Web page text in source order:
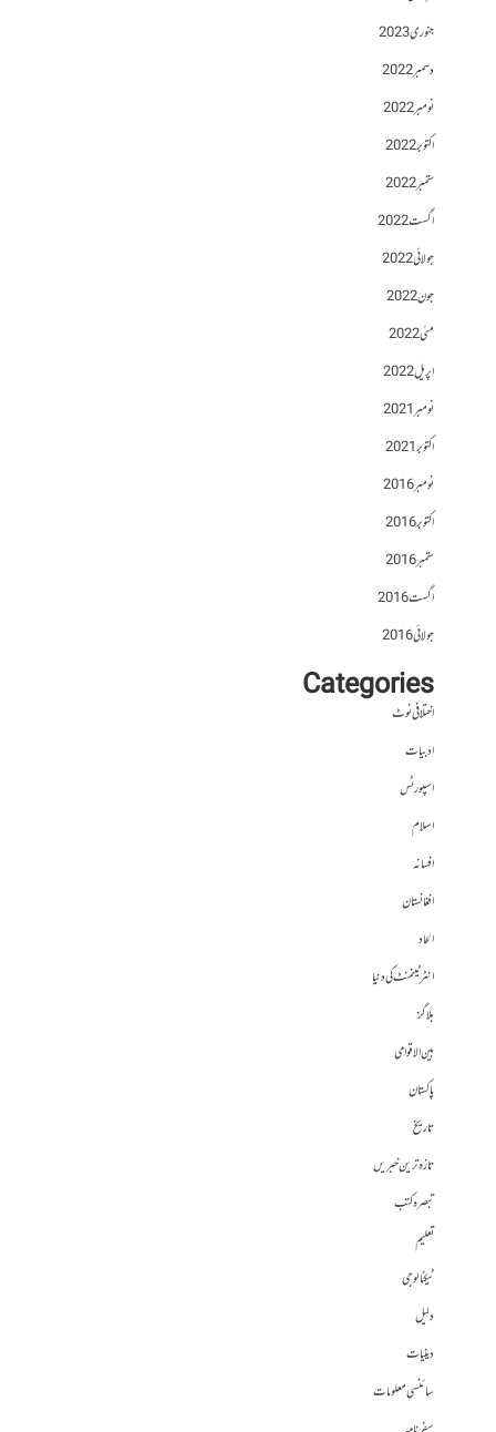
جنوری 2023
دسمبر 2022
نومبر 2022
اکتوبر 2022
ستمبر 2022
اگست 2022
جولائی 2022
جون 2022
مئی 2022
اپریل 2022
نومبر 2021
اکتوبر 2021
نومبر 2016
اکتوبر 2016
ستمبر 2016
اگست 2016
جولائی 2016
Categories
اختلافی نوٹ
ادبیات
اسپورٹس
اسلام
افسانہ
افغانستان
الحاد
انٹرٹینمنٹ کی دنیا
بلاگز
بین الاقوامی
پاکستان
تاریخ
تازہ ترین خبریں
تبصرہ کتب
تعلیم
ٹیکنالوجی
دلیل
دینیات
سائنسی معلومات